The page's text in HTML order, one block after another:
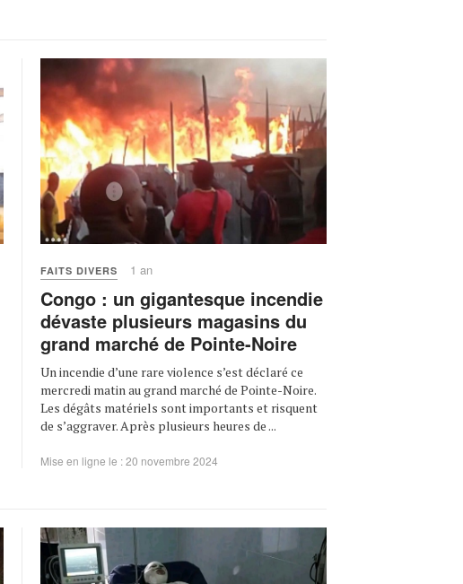
FAITS DIVERS 1 an
Congo : un gigantesque incendie
dévaste plusieurs magasins du
grand marché de Pointe-Noire
Un incendie d’une rare violence s’est déclaré ce
mercredi matin au grand marché de Pointe-Noire.
Les dégâts matériels sont importants et risquent
de s’aggraver. Après plusieurs heures de ...
Mise en ligne le : 20 novembre 2024